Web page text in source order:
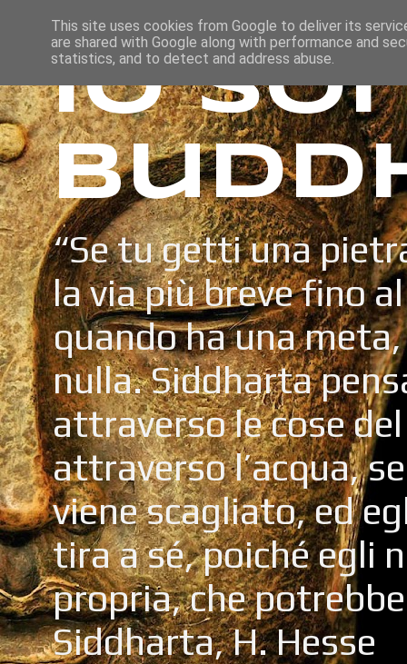
Io
“Se tu getti una
la via più breve fino
quando ha una
nulla. Siddharta
attraverso le cose
attraverso l’acqua,
viene scagliato, ed
tira a sé, poiché egli
propria, che
Siddharta, H. Hesse
This site uses cookies from Google to deliver its
are shared with Google along with performance and
statistics, and to detect and address abuse.